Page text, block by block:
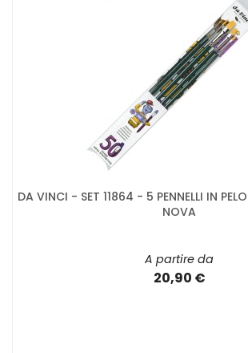
DA VINCI - SET 11864 - 5 PENNELLI IN
NOVA
A partire da
20,90 €